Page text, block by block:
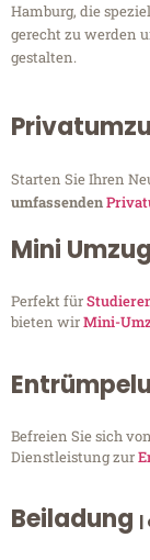
Hamburg, die
gerecht zu werden
gestalten.
Starten Sie Ihren
umfassenden
Mini Umzug
Perfekt für
bieten wirMini-
Befreien Sie sich
Dienstleistung zur
Beiladung |